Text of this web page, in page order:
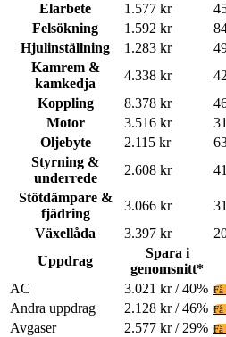
Elarbete
1.577 kr
Felsökning
1.592 kr
Hjulinställning
1.283 kr
Kamrem &
kamkedja
4.338 kr
Koppling
8.378 kr
Motor
3.516 kr
Oljebyte
2.115 kr
Styrning &
underrede
2.608 kr
Stötdämpare &
fjädring
3.066 kr
Växellåda
3.397 kr
Uppdrag
Spara i
genomsnitt*
AC
3.021 kr / 40%
Andra uppdrag 2.128 kr / 46%
Avgaser 2.577 kr / 29%